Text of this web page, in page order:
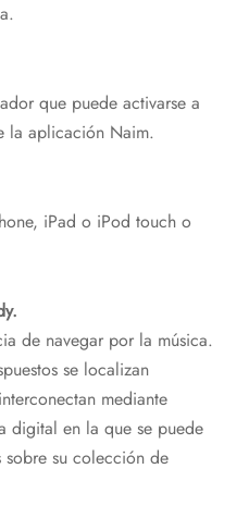
que puede activarse a
la aplicación Naim.
iPad o iPod touch o
de navegar por la música.
se localizan
mediante
digital en la que se puede
sobre su colección de